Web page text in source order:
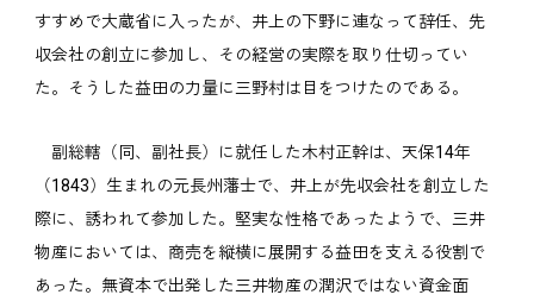
すすめで大蔵省に入ったが、井上の下野に連なって辞任、先
収会社の創立に参加し、その経営の実際を取り仕切ってい
た。そうした益田の力量に三野村は目をつけたのである。
副総轄（同、副社長）に就任した木村正幹は、天保14年
（1843）生まれの元長州藩士で、井上が先収会社を創立した
際に、誘われて参加した。堅実な性格であったようで、三井
物産においては、商売を縦横に展開する益田を支える役割で
あった。無資本で出発した三井物産の潤沢ではない資金面